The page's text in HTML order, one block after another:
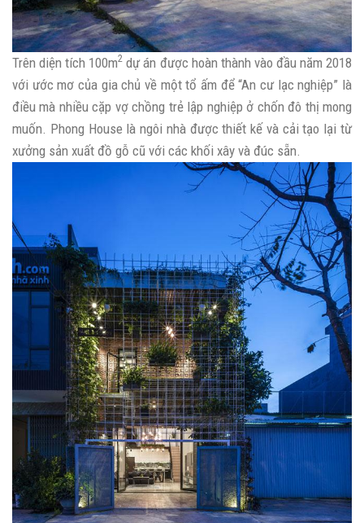
Trên diện tích 100m2 dự án được hoàn thành vào đầu năm 2018
với ước mơ của gia chủ về một tổ ấm để “An cư lạc nghiệp” là
điều mà nhiều cặp vợ chồng trẻ lập nghiệp ở chốn đô thị mong
muốn. Phong House là ngôi nhà được thiết kế và cải tạo lại từ
xưởng sản xuất đồ gỗ cũ với các khối xây và đúc sẵn.